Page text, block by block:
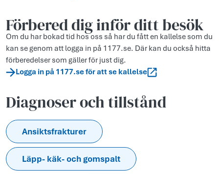
Förbered dig inför ditt besök
Om du har bokad tid hos oss så har du fått en kallelse som du
kan se genom att logga in på 1177.se. Där kan du också hitta
förberedelser som gäller för just dig.
Logga in på 1177.se för att se kallelse
Diagnoser och tillstånd
Ansiktsfrakturer
Läpp- käk- och gomspalt